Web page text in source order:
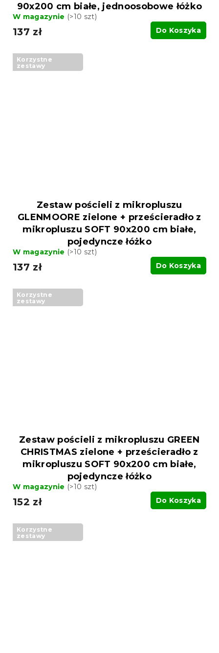
90x200 cm białe, jednoosobowe łóżko
W magazynie (>10 szt)
137 zł Do Koszyka
Korzystne
zestawy
Zestaw pościeli z mikropluszu
GLENMOORE zielone + prześcieradło z
mikropluszu SOFT 90x200 cm białe,
pojedyncze łóżko
W magazynie (>10 szt)
137 zł Do Koszyka
Korzystne
zestawy
Zestaw pościeli z mikropluszu GREEN
CHRISTMAS zielone + prześcieradło z
mikropluszu SOFT 90x200 cm białe,
pojedyncze łóżko
W magazynie (>10 szt)
152 zł Do Koszyka
Korzystne
zestawy